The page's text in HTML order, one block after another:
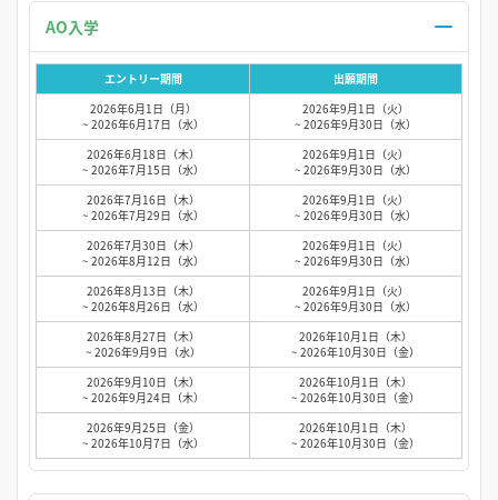
エントリー期間
出願期間
2026年6月1日（月）
~ 2026年6月17日（水）
2026年9月1日（火）
~ 2026年9月30日（水）
2026年6月18日（木）
~ 2026年7月15日（水）
2026年9月1日（火）
~ 2026年9月30日（水）
2026年7月16日（木）
~ 2026年7月29日（水）
2026年9月1日（火）
~ 2026年9月30日（水）
2026年7月30日（木）
~ 2026年8月12日（水）
2026年9月1日（火）
~ 2026年9月30日（水）
2026年8月13日（木）
~ 2026年8月26日（水）
2026年9月1日（火）
~ 2026年9月30日（水）
2026年8月27日（木）
~ 2026年9月9日（水）
2026年10月1日（木）
~ 2026年10月30日（金）
2026年9月10日（木）
~ 2026年9月24日（木）
2026年10月1日（木）
~ 2026年10月30日（金）
2026年9月25日（金）
~ 2026年10月7日（水）
2026年10月1日（木）
~ 2026年10月30日（金）